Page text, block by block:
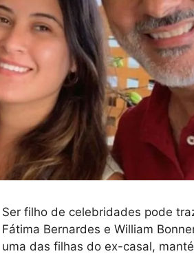
Ser filho de celebridades pode
Fátima Bernardes e William
uma das filhas do ex-casal,